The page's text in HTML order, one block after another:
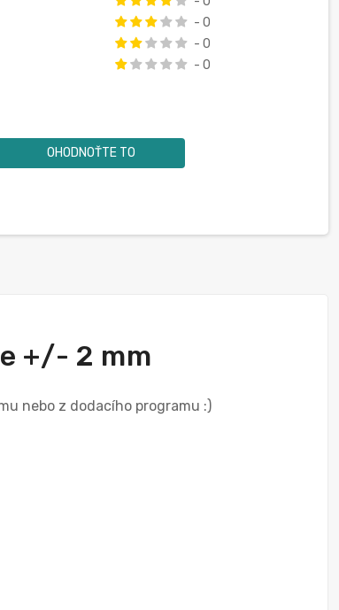
- 0
- 0
- 0
OHODNOŤTE TO
+/- 2 mm
nebo z dodacího programu :)